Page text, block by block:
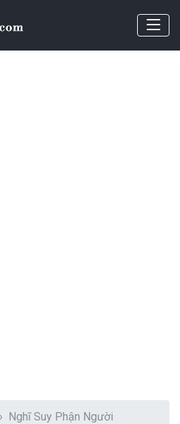
Nghĩ Suy Phận Người